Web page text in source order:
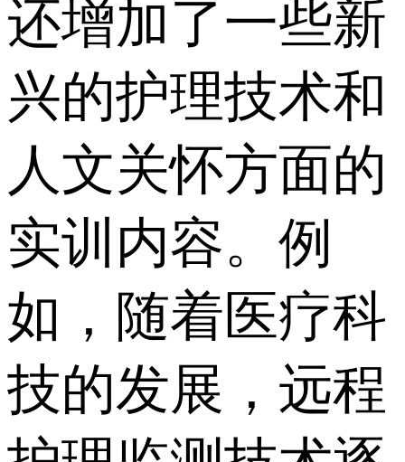
还增加了一些新
兴的护理技术和
人文关怀方面的
实训内容。例
如，随着医疗科
技的发展，远程